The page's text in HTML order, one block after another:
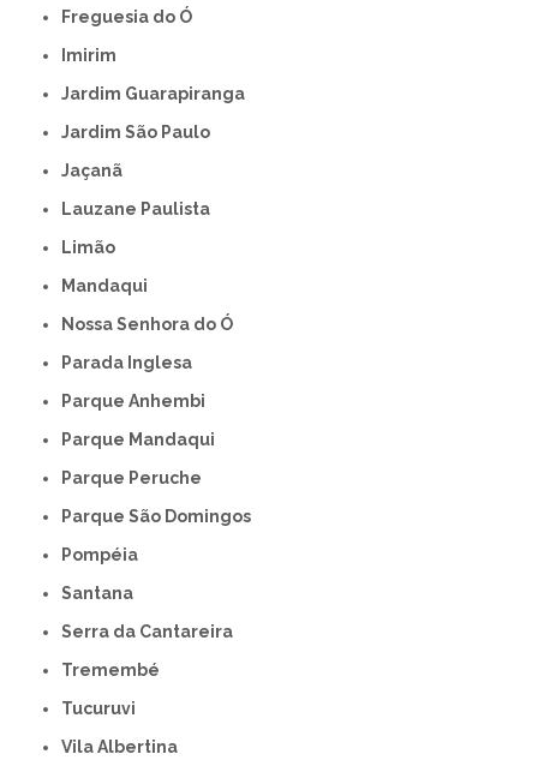
Freguesia do Ó
Imirim
Jardim Guarapiranga
Jardim São Paulo
Jaçanã
Lauzane Paulista
Limão
Mandaqui
Nossa Senhora do Ó
Parada Inglesa
Parque Anhembi
Parque Mandaqui
Parque Peruche
Parque São Domingos
Pompéia
Santana
Serra da Cantareira
Tremembé
Tucuruvi
Vila Albertina